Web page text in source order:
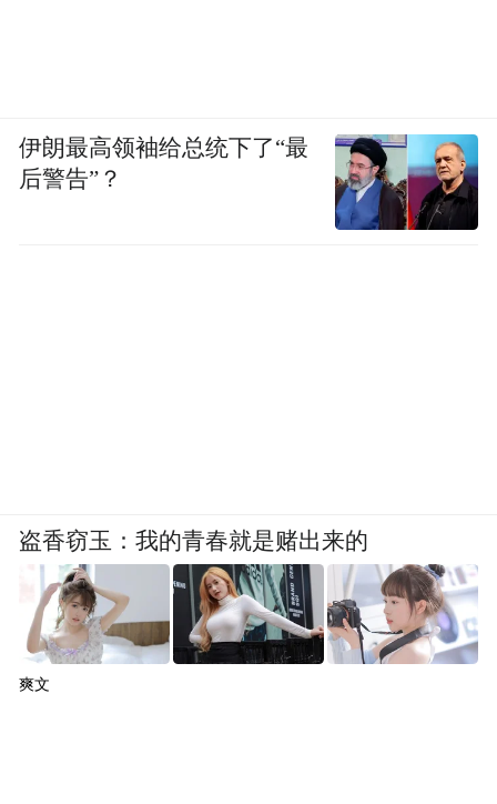
伊朗最高领袖给总统下了“最
后警告”？
盗香窃玉：我的青春就是赌出来的
爽文